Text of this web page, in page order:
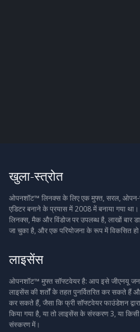
खुला-स्त्रोत
ओपनशॉट™ लिनक्स के लिए एक मुफ्त, सरल, ओपन-
एडिटर बनाने के प्रयास में 2008 में बनाया गया
लिनक्स, मैक और विंडोज पर उपलब्ध है, लाखों बार
जा चुका है, और एक परियोजना के रूप में विकसित हो
लाइसेंस
ओपनशॉट™ मुफ्त सॉफ्टवेयर है: आप इसे जीएनयू
लाइसेंस की शर्तों के तहत पुनर्वितरित कर सकते हैं
कर सकते हैं, जैसा कि फ्री सॉफ्टवेयर फाउंडेशन
किया गया है, या तो लाइसेंस के संस्करण 3, या
संस्करण में।